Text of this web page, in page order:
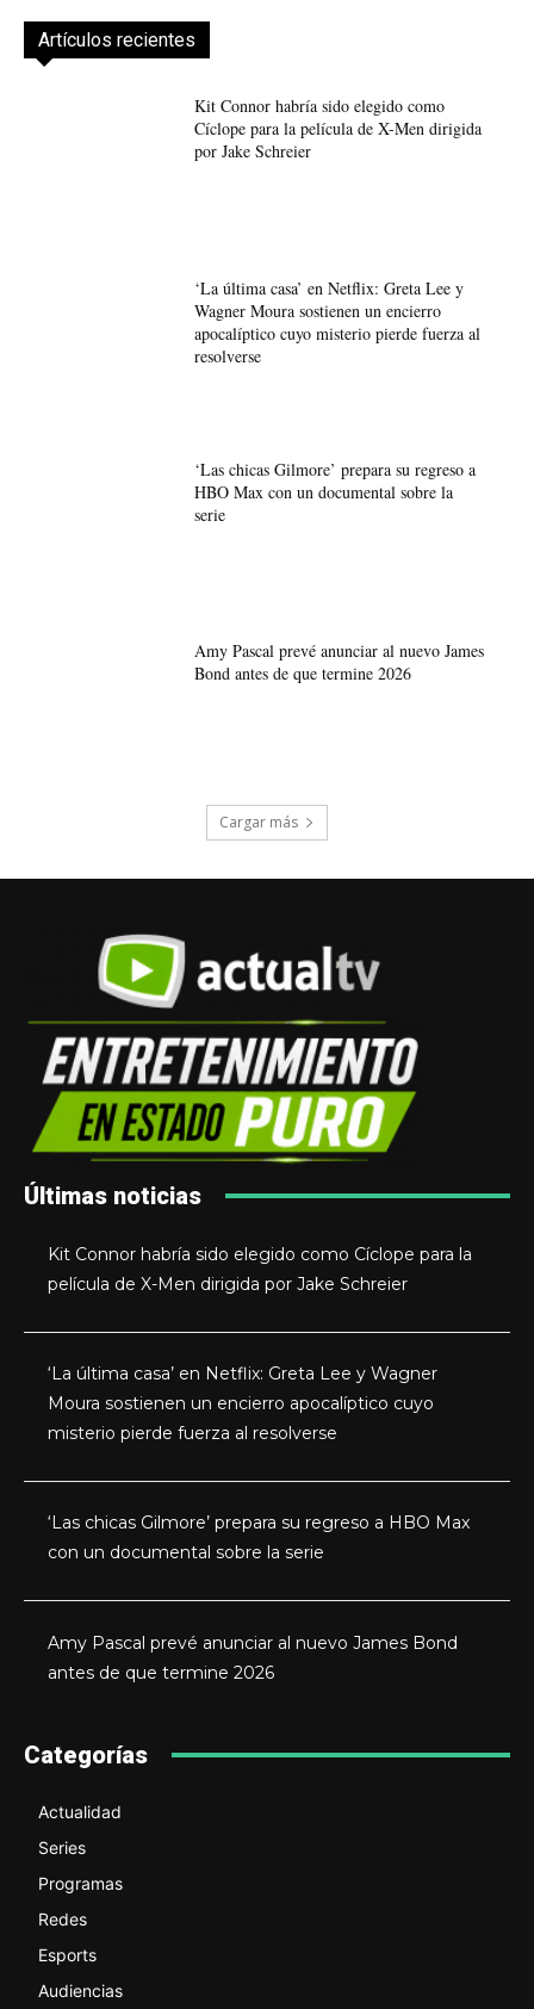
Artículos recientes
Kit Connor habría sido elegido como
Cíclope para la película de X-Men dirigida
por Jake Schreier
‘La última casa’ en Netflix: Greta Lee y
Wagner Moura sostienen un encierro
apocalíptico cuyo misterio pierde fuerza al
resolverse
‘Las chicas Gilmore’ prepara su regreso a
HBO Max con un documental sobre la
serie
Amy Pascal prevé anunciar al nuevo James
Bond antes de que termine 2026
Cargar más
Últimas noticias
Kit Connor habría sido elegido como Cíclope para la
película de X-Men dirigida por Jake Schreier
‘La última casa’ en Netflix: Greta Lee y Wagner
Moura sostienen un encierro apocalíptico cuyo
misterio pierde fuerza al resolverse
‘Las chicas Gilmore’ prepara su regreso a HBO Max
con un documental sobre la serie
Amy Pascal prevé anunciar al nuevo James Bond
antes de que termine 2026
Categorías
Actualidad
Series
Programas
Redes
Esports
Audiencias